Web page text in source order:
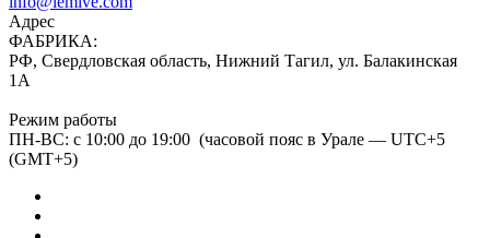
Адрес
ФАБРИКА:
РФ, Свердловская область, Нижний Тагил, ул. Балакинская
1А
Режим работы
ПН-ВС: с 10:00 до 19:00 (часовой пояс в Урале — UTC+5
(GMT+5)